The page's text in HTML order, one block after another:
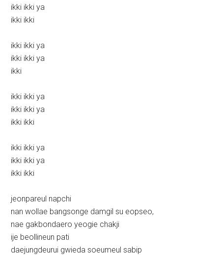
ikki ikki ya
ikki ikki
ikki ikki ya
ikki ikki ya
ikki
ikki ikki ya
ikki ikki ya
ikki ikki
ikki ikki ya
ikki ikki ya
ikki ikki
jeonpareul napchi
nan wollae bangsonge damgil su eopseo,
nae gakbondaero yeogie chakji
ije beollineun pati
daejungdeurui gwieda soeumeul sabip